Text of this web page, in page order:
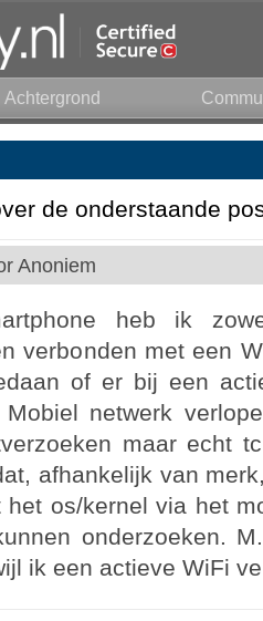
Achtergrond
de onderstaande
Anoniem
heb ik
verbonden met een
of er bij een
Mobiel netwerk
maar echt
afhankelijk van
os/kernel via het
onderzoeken.
ik een actieve WiFi